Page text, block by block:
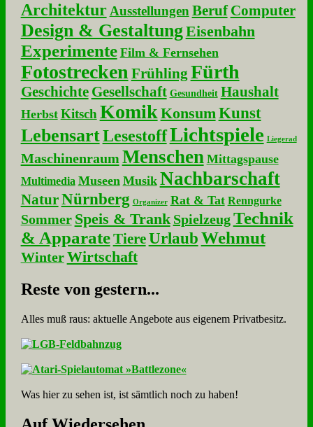
Architektur Ausstellungen Beruf Computer
Design & GestaltungEisenbahn
Experimente Film & Fernsehen
Fotostrecken Frühling Fürth
Geschichte Gesellschaft Gesundheit Haushalt
Herbst Kitsch Komik KonsumKunst
LebensartLesestoffLichtspiele Liegerad
Maschinenraum Menschen Mittagspause
Multimedia Museen Musik Nachbarschaft
NaturNürnberg Organizer Rat & Tat Renngurke
Sommer Speis & Trank Spielzeug Technik
& Apparate Tiere UrlaubWehmut
Winter Wirtschaft
Re­ste von ge­stern...
Alles muß raus: aktuelle An­ge­bo­te aus eigenem Privatbesitz.
Was hier zu sehen ist, ist sämt­lich noch zu haben!